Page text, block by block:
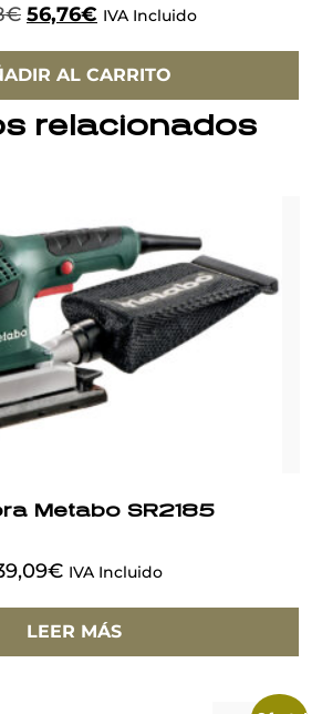
€ 56,76€ IVA Incluido
AL CARRITO
relacionados
Metabo SR2185
€ IVA Incluido
LEER MÁS